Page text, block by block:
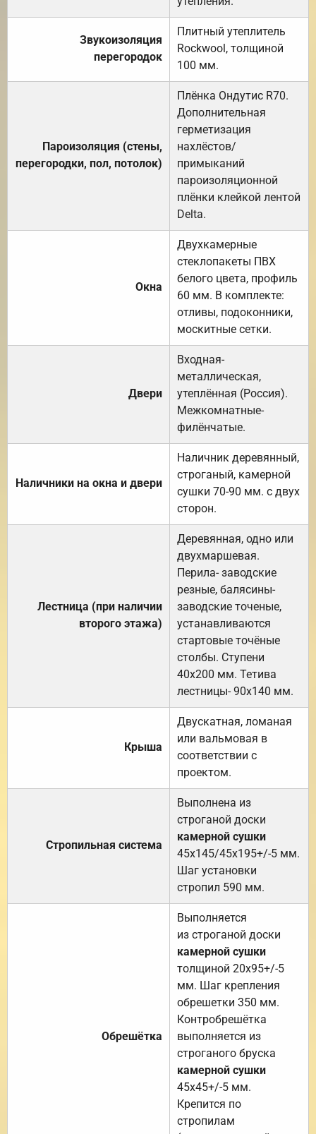
Звукоизоляция
перегородок
Плитный утеплитель
Rockwool, толщиной
100 мм.
Пароизоляция (стены,
перегородки, пол, потолок)
Плёнка Ондутис R70.
Дополнительная
герметизация
нахлёстов/
примыканий
пароизоляционной
плёнки клейкой лентой
Delta.
Окна
Двухкамерные
стеклопакеты ПВХ
белого цвета, профиль
60 мм. В комплекте:
отливы, подоконники,
москитные сетки.
Двери
Входная-
металлическая,
утеплённая (Россия).
Межкомнатные-
филёнчатые.
Наличники на окна и двери
Наличник деревянный,
строганый, камерной
сушки 70-90 мм. с двух
сторон.
Лестница (при наличии
второго этажа)
Деревянная, одно или
двухмаршевая.
Перила- заводские
резные, балясины-
заводские точеные,
устанавливаются
стартовые точёные
столбы. Ступени
40х200 мм. Тетива
лестницы- 90х140 мм.
Крыша
Двускатная, ломаная
или вальмовая в
соответствии с
проектом.
Стропильная система
Выполнена из
строганой доски
камерной сушки
45х145/45х195+/-5 мм.
Шаг установки
стропил 590 мм.
Обрешётка
Выполняется
из строганой доски
камерной сушки
толщиной 20х95+/-5
мм. Шаг крепления
обрешетки 350 мм.
Контробрешётка
выполняется из
строганого бруска
камерной сушки
45х45+/-5 мм.
Крепится по
стропилам